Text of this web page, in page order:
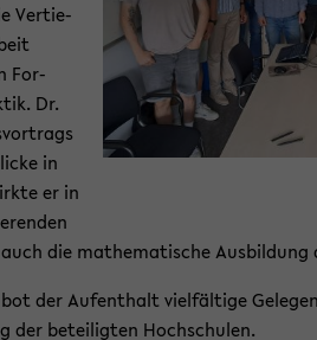
Ver­tie­
For­
Dr.
in
er in
die ma­the­ma­ti­sche Aus­bil­dung
der Auf­ent­halt viel­fäl­ti­ge
der be­tei­lig­ten Hoch­schu­len.